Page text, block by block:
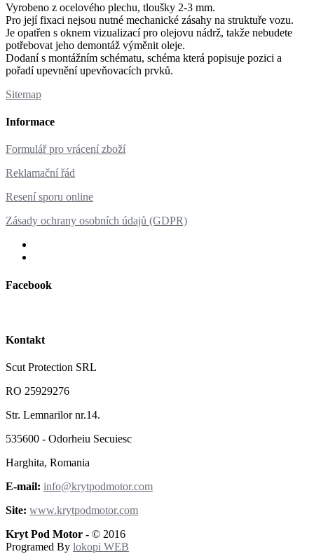
Vyrobeno z ocelového plechu, tloušky 2-3 mm.
Pro její fixaci nejsou nutné mechanické zásahy na struktuře vozu.
Je opatřen s oknem vizualizací pro olejovu nádrž, takže nebudete
potřebovat jeho demontáž výměnit oleje.
Dodaní s montážním schématu, schéma která popisuje pozici a
pořadí upevnění upevňovacích prvků.
Sitemap
Informace
Formulář pro vrácení zboží
Reklamační řád
Resení sporu online
Zásady ochrany osobních údajů (GDPR)
Facebook
Kontakt
Scut Protection SRL
RO 25929276
Str. Lemnarilor nr.14.
535600 - Odorheiu Secuiesc
Harghita, Romania
E-mail: info@krytpodmotor.com
Site: www.krytpodmotor.com
Kryt Pod Motor - © 2016
Programed By lokopi WEB